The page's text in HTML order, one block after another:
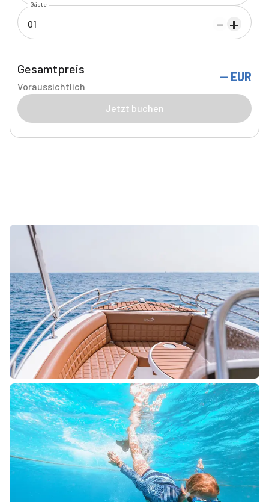
Gäste
01 - +
Gesamtpreis
Voraussichtlich
-- EUR
Jetzt buchen